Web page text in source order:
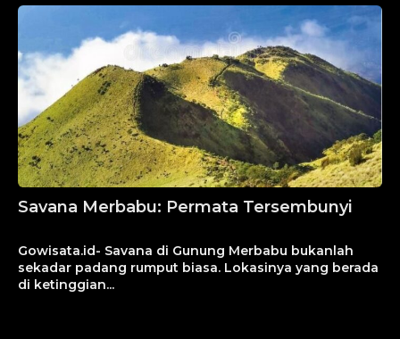
Savana Merbabu: Permata Tersembunyi
Gowisata.id- Savana di Gunung Merbabu bukanlah
sekadar padang rumput biasa. Lokasinya yang berada
di ketinggian...